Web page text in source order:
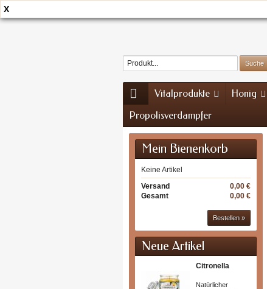
X
Vitalprodukte Honig
Propolisverdampfer
Mein Bienenkorb
Keine Artikel
0,00 €
Versand
0,00 €
Gesamt
Bestellen »
Neue Artikel
Citronella
Natürlicher